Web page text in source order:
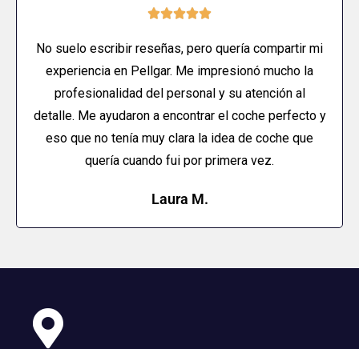

No suelo escribir reseñas, pero quería compartir mi
experiencia en Pellgar. Me impresionó mucho la
profesionalidad del personal y su atención al
detalle. Me ayudaron a encontrar el coche perfecto y
eso que no tenía muy clara la idea de coche que
quería cuando fui por primera vez.
Laura M.